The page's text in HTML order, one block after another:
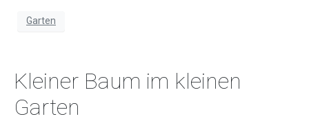
Garten
Kleiner Baum im kleinen
Garten